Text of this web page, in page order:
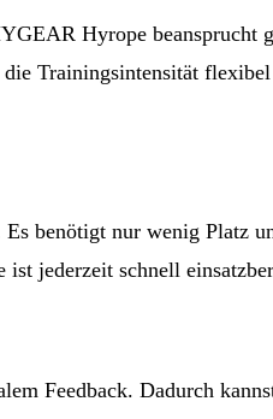
Hyrope beansprucht
Trainingsintensität flexibel
benötigt nur wenig Platz
ist jederzeit schnell
Feedback. Dadurch